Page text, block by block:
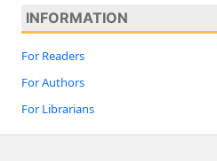
INFORMATION
For Readers
For Authors
For Librarians